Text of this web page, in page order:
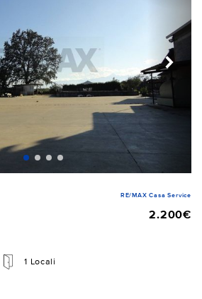
RE/MAX Casa Service
2.200€
1 Locali